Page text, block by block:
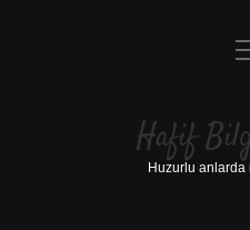
Hafif
Huzurlu